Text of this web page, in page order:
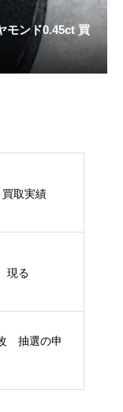
モンド0.45ct 買
取実績
現る
抽選の申